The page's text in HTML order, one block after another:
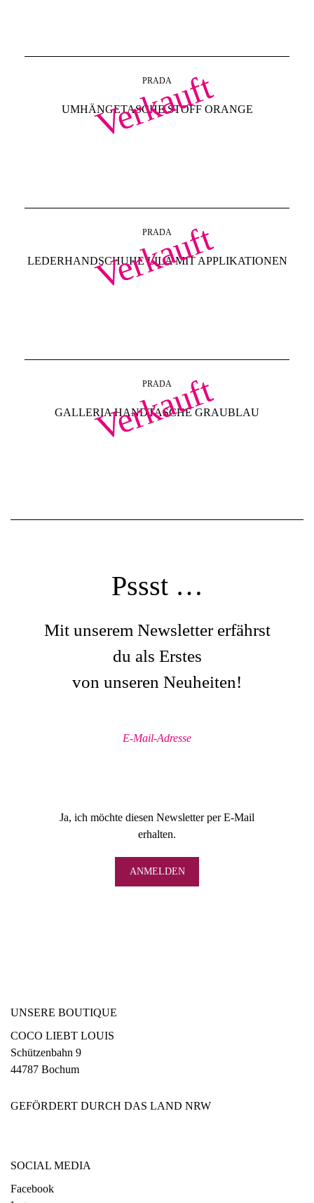
Verkauft
PRADA
UMHÄNGETASCHE STOFF ORANGE
Verkauft
PRADA
LEDERHANDSCHUHE LILA MIT APPLIKATIONEN
Verkauft
PRADA
GALLERIA HANDTASCHE GRAUBLAU
Pssst …
Mit unserem Newsletter erfährst
du als Erstes
von unseren Neuheiten!
Ja, ich möchte diesen Newsletter per E-Mail
erhalten.
UNSERE BOUTIQUE
COCO LIEBT LOUIS
Schützenbahn 9
44787 Bochum
GEFÖRDERT DURCH DAS LAND NRW
SOCIAL MEDIA
Facebook